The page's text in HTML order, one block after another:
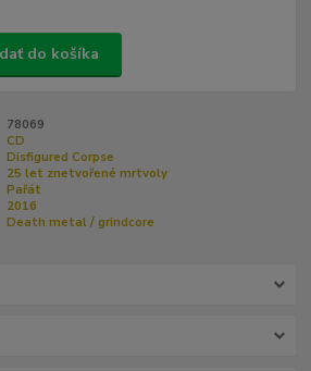
do košíka
78069
CD
Disfigured Corpse
25 let znetvořené mrtvoly
Pařát
2016
Death metal / grindcore